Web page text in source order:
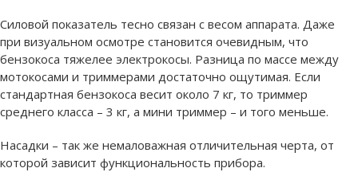
Силовой показатель тесно связан с весом аппарата. Даже
при визуальном осмотре становится очевидным, что
бензокоса тяжелее электрокосы. Разница по массе между
мотокосами и триммерами достаточно ощутимая. Если
стандартная бензокоса весит около 7 кг, то триммер
среднего класса – 3 кг, а мини триммер – и того меньше.
Насадки – так же немаловажная отличительная черта, от
которой зависит функциональность прибора.